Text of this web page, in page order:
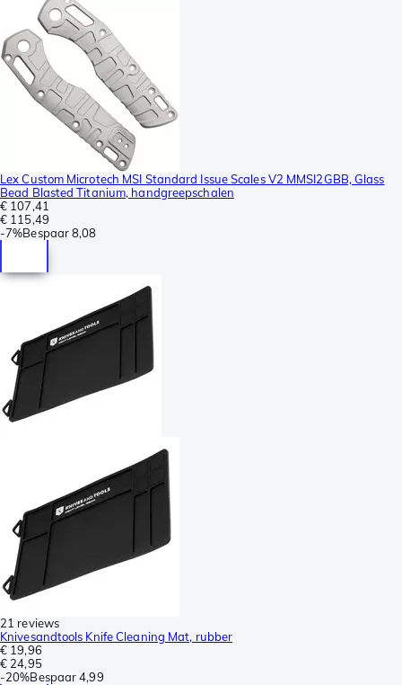
Lex Custom Microtech MSI Standard Issue Scales V2 MMSI2GBB, Glass
Bead Blasted Titanium, handgreepschalen
€ 107,41
€ 115,49
-7%Bespaar8,08
21 reviews
Knivesandtools Knife Cleaning Mat, rubber
€ 19,96
€ 24,95
-20%Bespaar 4,99